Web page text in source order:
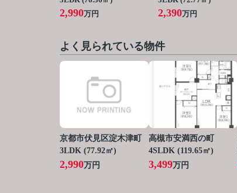
2,990万円 2,390万円
よく見られている物件
京都市伏見区淀木津町
3LDK (77.92㎡)
2,990万円
高槻市安満西の町
4SLDK (119.65㎡)
3,499万円